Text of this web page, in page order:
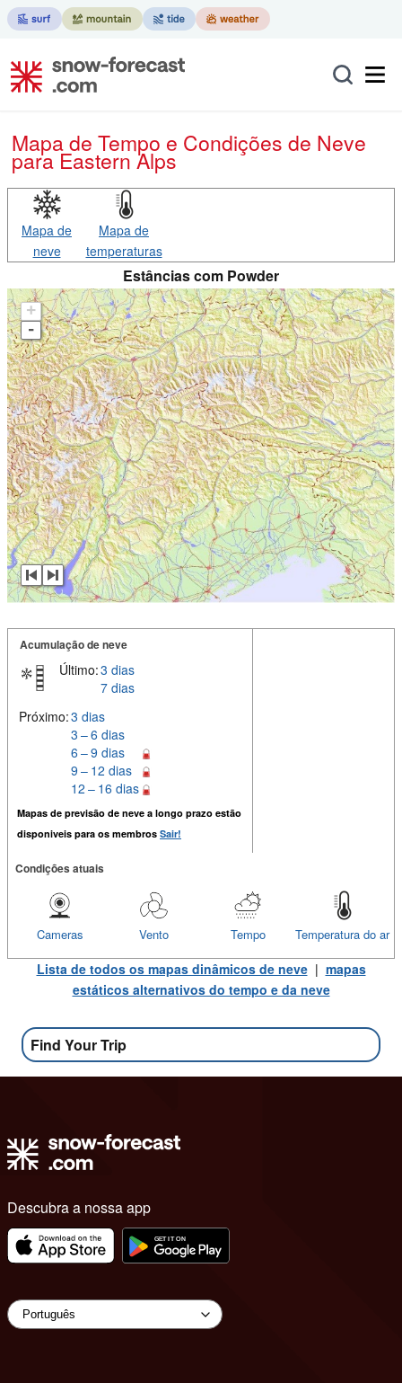
Mapa de Tempo e Condições de Neve
para Eastern Alps
Mapa de
neve
Mapa de
temperaturas
Estâncias com Powder
+
-
Acumulação de neve
Último:3 dias
7 dias
Próximo:3 dias
3 – 6 dias
6 – 9 dias
9 – 12 dias
12 – 16 dias
Mapas de previsão de neve a longo prazo estão
disponiveis para os membros Sair!
Condições atuais
Temperatura do ar
Tempo
Vento
Cameras
Lista de todos os mapas dinâmicos de neve| mapas
estáticos alternativos do tempo e da neve
Find Your Trip
Descubra a nossa app